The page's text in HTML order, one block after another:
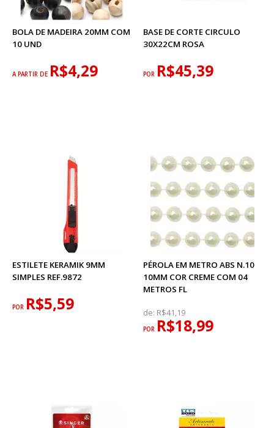
BOLA DE MADEIRA 20MM COM
10 UND
A PARTIR DE R$4,29
BASE DE CORTE CIRCULO
30X22CM ROSA
POR R$45,39
ESTILETE KERAMIK 9MM
SIMPLES REF.9872
POR R$5,59
PÉROLA EM METRO ABS N.10
10MM COR CREME COM 04
METROS FL
de: R$41,19
POR R$18,99